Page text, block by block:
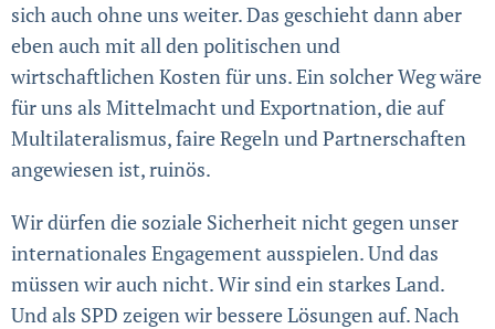
sich auch ohne uns weiter. Das geschieht dann aber
eben auch mit all den politischen und
wirtschaftlichen Kosten für uns. Ein solcher Weg wäre
für uns als Mittelmacht und Exportnation, die auf
Multilateralismus, faire Regeln und Partnerschaften
angewiesen ist, ruinös.
Wir dürfen die soziale Sicherheit nicht gegen unser
internationales Engagement ausspielen. Und das
müssen wir auch nicht. Wir sind ein starkes Land.
Und als SPD zeigen wir bessere Lösungen auf. Nach